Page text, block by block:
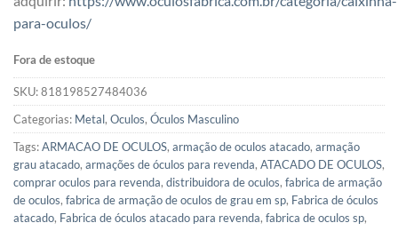
para-oculos/
Fora de estoque
SKU:818198527484036
Categorias: Metal, Oculos, Óculos Masculino
Tags:ARMACAO DE OCULOS, armação de oculos atacado, armação
grau atacado, armações de óculos para revenda, ATACADO DE OCULOS,
comprar oculos para revenda, distribuidora de oculos, fabrica de armação
de oculos, fabrica de armação de oculos de grau em sp, Fabrica de óculos
atacado, Fabrica de óculos atacado para revenda, fabrica de oculos sp,